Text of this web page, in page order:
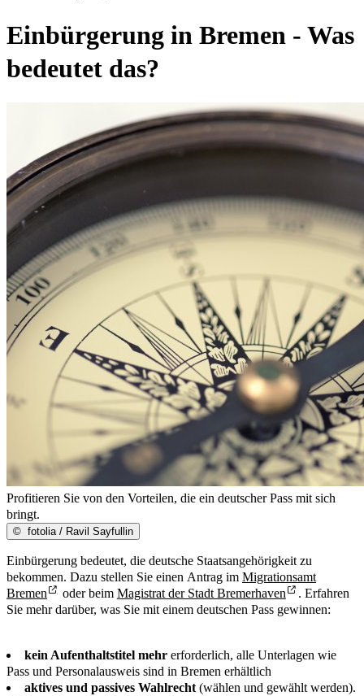
Einbürgerung in Bremen - Was
bedeutet das?
Profitieren Sie von den Vorteilen, die ein deutscher Pass mit sich
bringt.
© fotolia / Ravil Sayfullin
Einbürgerung bedeutet, die deutsche Staatsangehörigkeit zu
bekommen. Dazu stellen Sie einen Antrag im Migrationsamt
Bremen
oder beim Magistrat der Stadt Bremerhaven
. Erfahren
Sie mehr darüber, was Sie mit einem deutschen Pass gewinnen:
kein Aufenthaltstitel mehr erforderlich, alle Unterlagen wie
Pass und Personalausweis sind in Bremen erhältlich
aktives und passives Wahlrecht (wählen und gewählt werden).